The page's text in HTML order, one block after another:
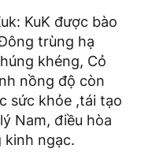
KuK được bào
trùng hạ
khéng, Cỏ
nồng độ còn
sức khỏe ,tái tạo
Nam, điều hòa
kinh ngạc.